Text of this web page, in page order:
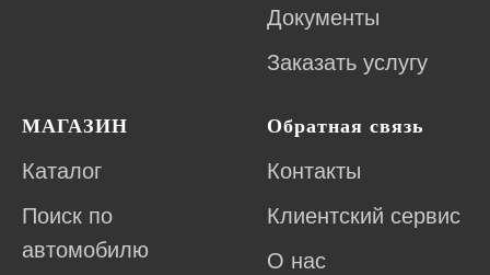
Документы
Заказать услугу
МАГАЗИН
Каталог
Поиск по
автомобилю
Обратная связь
Контакты
Клиентский сервис
О нас